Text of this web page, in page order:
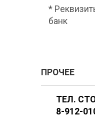
*
банк
ПРОЧЕЕ
ТЕЛ.
8-912-